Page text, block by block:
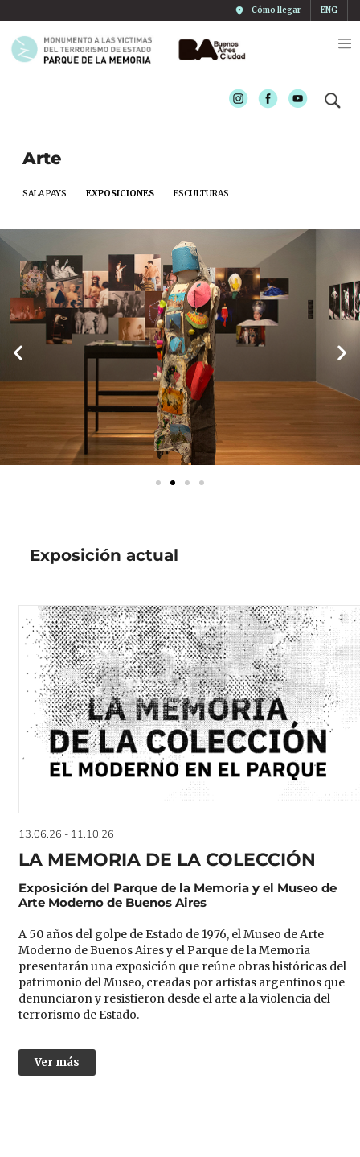
Cómo llegar ENG
InstagramFacebookYoutube
Arte
SALA PAYS EXPOSICIONES ESCULTURAS
Exposición actual
13.06.26 - 11.10.26
LA MEMORIA DE LA COLECCIÓN
Exposición del Parque de la Memoria y el Museo de
Arte Moderno de Buenos Aires
A 50 años del golpe de Estado de 1976, el Museo de Arte
Moderno de Buenos Aires y el Parque de la Memoria
presentarán una exposición que reúne obras históricas del
patrimonio del Museo, creadas por artistas argentinos que
denunciaron y resistieron desde el arte a la violencia del
terrorismo de Estado.
Ver más